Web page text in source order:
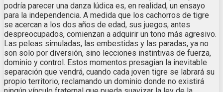
podría parecer una danza lúdica es, en realidad, un ensayo
para la independencia. A medida que los cachorros de tigre
se acercan a los dos años de edad, sus juegos, antes
despreocupados, comienzan a adquirir un tono más agresivo.
Las peleas simuladas, las embestidas y las paradas, ya no
son solo por diversión, sino lecciones instintivas de fuerza,
dominio y control. Estos momentos presagian la inevitable
separación que vendrá, cuando cada joven tigre se labrará su
propio territorio, reclamando un dominio donde no existirá